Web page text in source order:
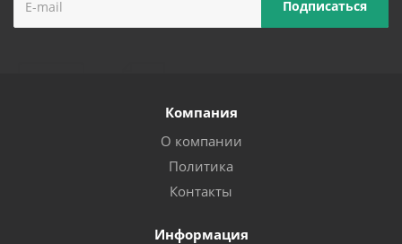
Компания
О компании
Политика
Контакты
Информация